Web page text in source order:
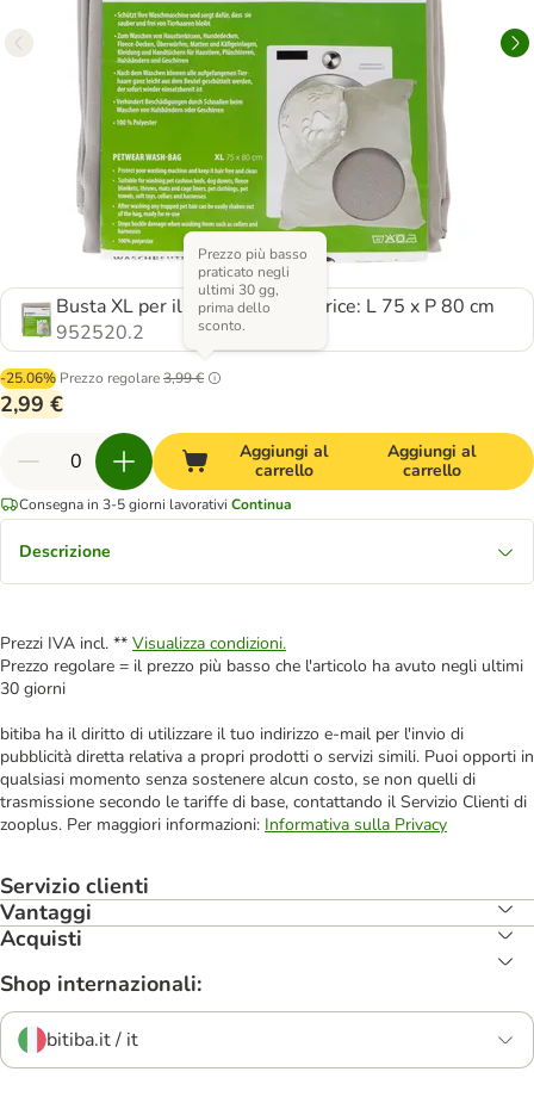
Busta XL per il lavaggio in lavatrice: L 75 x P 80 cm
952520.2
-25.06% Prezzo regolare3,99 €
Prezzo più basso
praticato negli
ultimi 30 gg,
prima dello
sconto.
2,99 €
Aggiungi al
carrello
Aggiungi al
carrello
Consegna in 3-5 giorni lavorativi Continua
Descrizione
Prezzi IVA incl. ** Visualizza condizioni.
Prezzo regolare = il prezzo più basso che l'articolo ha avuto negli ultimi
30 giorni
bitiba ha il diritto di utilizzare il tuo indirizzo e-mail per l'invio di
pubblicità diretta relativa a propri prodotti o servizi simili. Puoi opporti in
qualsiasi momento senza sostenere alcun costo, se non quelli di
trasmissione secondo le tariffe di base, contattando il Servizio Clienti di
zooplus. Per maggiori informazioni: Informativa sulla Privacy
Servizio clienti
Vantaggi
Acquisti
Shop internazionali:
bitiba.it / it